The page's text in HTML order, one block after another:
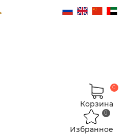
Корзина
0
Избранное
0